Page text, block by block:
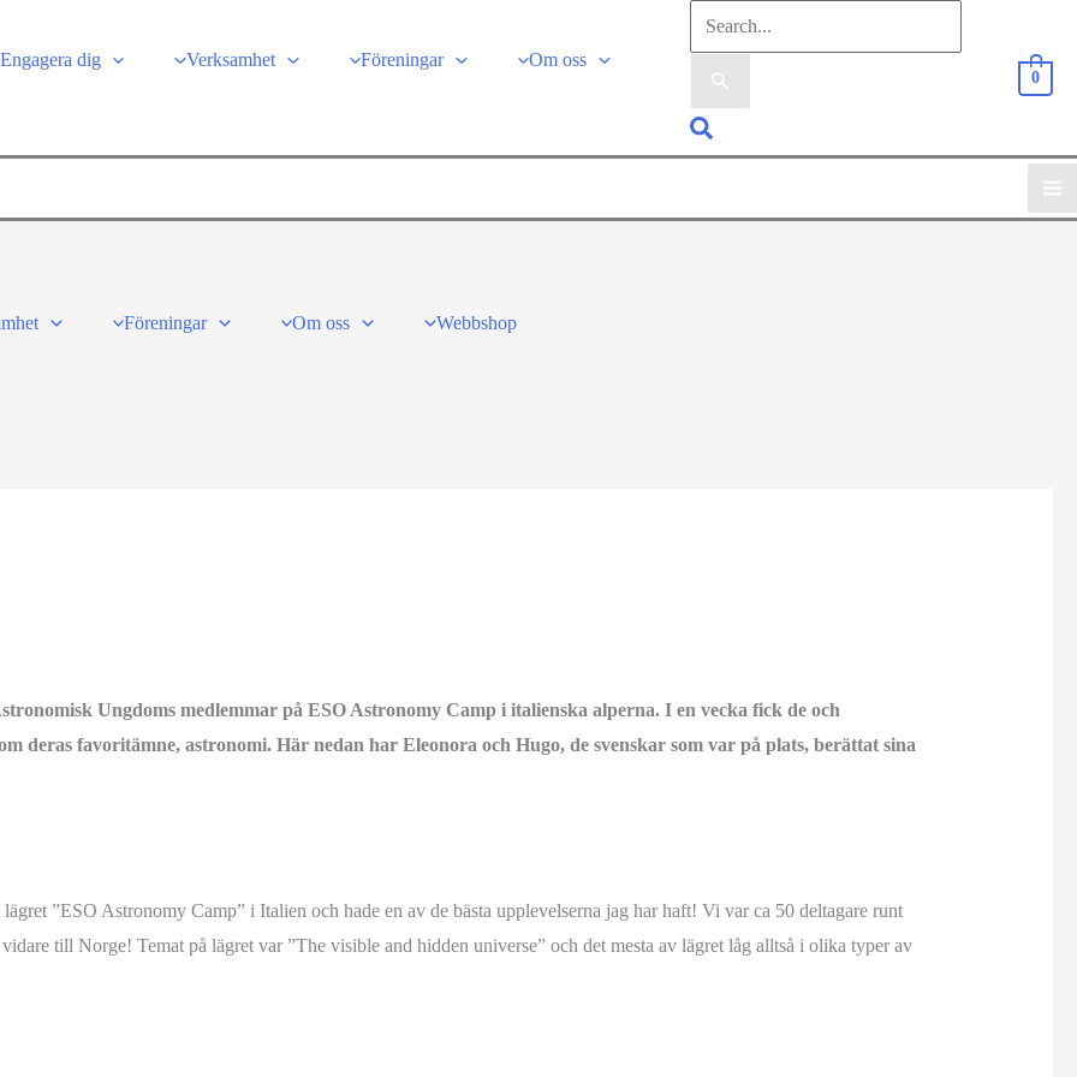
Engagera dig Verksamhet Föreningar
Om oss
Sök
efter:
Sök
0
Föreningar Om oss Webbshop
Ungdoms medlemmar på ESO Astronomy Camp i italienska alperna. I en vecka fick de och
deras favoritämne, astronomi. Här nedan har Eleonora och Hugo, de svenskar som var på plats, berättat sina
”ESO Astronomy Camp” i Italien och hade en av de bästa upplevelserna jag har haft! Vi var ca 50 deltagare runt
till Norge! Temat på lägret var ”The visible and hidden universe” och det mesta av lägret låg alltså i olika typer av